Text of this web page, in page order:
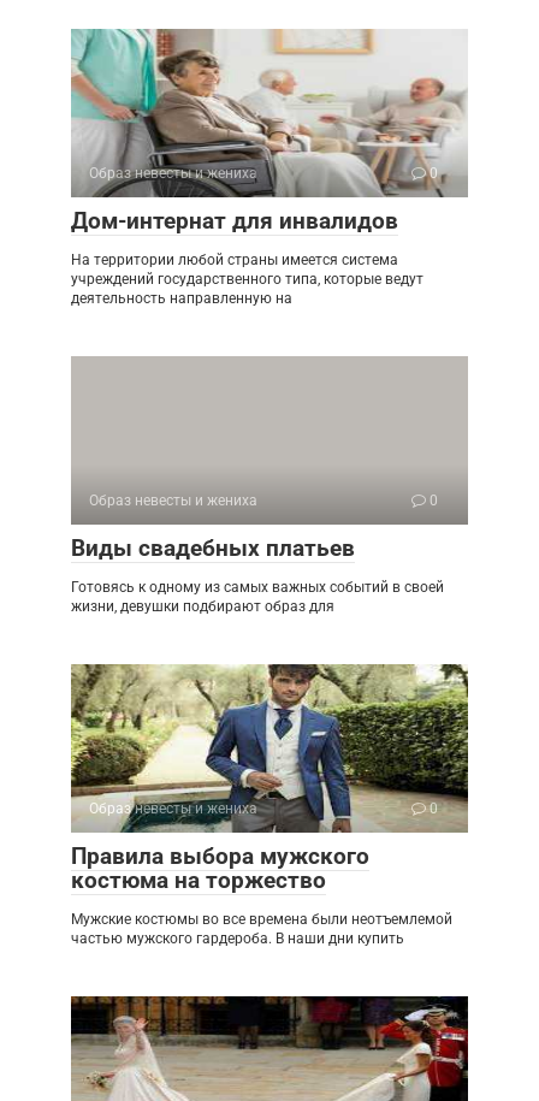
Образ невесты и жениха 0
Дом-интернат для инвалидов
На территории любой страны имеется система
учреждений государственного типа, которые ведут
деятельность направленную на
Образ невесты и жениха 0
Виды свадебных платьев
Готовясь к одному из самых важных событий в своей
жизни, девушки подбирают образ для
Образ невесты и жениха 0
Правила выбора мужского
костюма на торжество
Мужские костюмы во все времена были неотъемлемой
частью мужского гардероба. В наши дни купить